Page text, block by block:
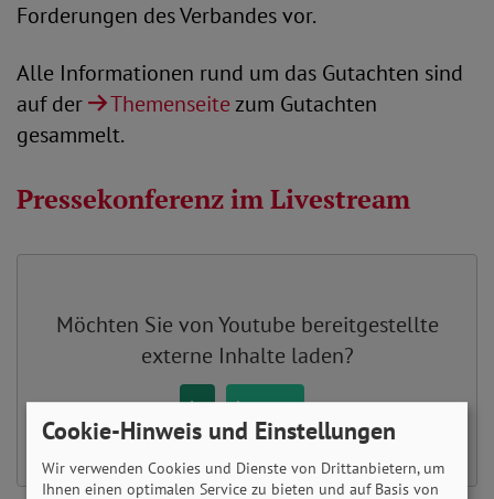
Forderungen des Verbandes vor.
Alle Informationen rund um das Gutachten sind
auf der
Themenseite zum Gutachten
gesammelt.
Pressekonferenz im Livestream
Möchten Sie vonYoutube bereitgestellte
externe Inhalte laden?
Ja
Immer
Cookie-Hinweis und Einstellungen
Wir verwenden Cookies und Dienste von Drittanbietern, um
Ihnen einen optimalen Service zu bieten und auf Basis von